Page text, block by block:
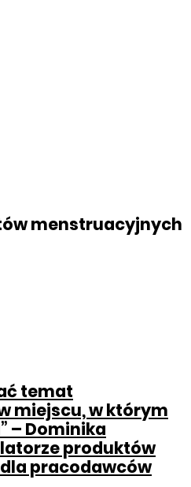
menstruacyjnych
temat
miejscu, w którym
– Dominika
produktów
pracodawców